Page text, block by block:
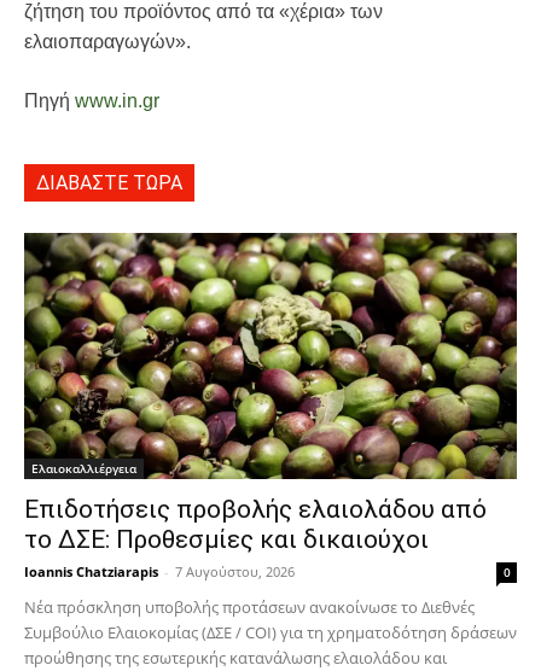
ζήτηση του προϊόντος από τα «χέρια» των
ελαιοπαραγωγών».
Πηγή www.in.gr
ΔΙΑΒΑΣΤΕ ΤΩΡΑ
Ελαιοκαλλιέργεια
Επιδοτήσεις προβολής ελαιολάδου από
το ΔΣΕ: Προθεσμίες και δικαιούχοι
Ioannis Chatziarapis - 7 Αυγούστου, 2026 0
Νέα πρόσκληση υποβολής προτάσεων ανακοίνωσε το Διεθνές
Συμβούλιο Ελαιοκομίας (ΔΣΕ / COI) για τη χρηματοδότηση δράσεων
προώθησης της εσωτερικής κατανάλωσης ελαιολάδου και